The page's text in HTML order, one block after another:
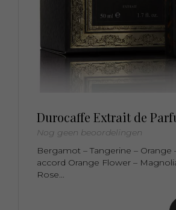
Durocaffe Extrait de
Nog geen beoordelingen
Bergamot – Tangerine – Orange
accord Orange Flower –
Rose...